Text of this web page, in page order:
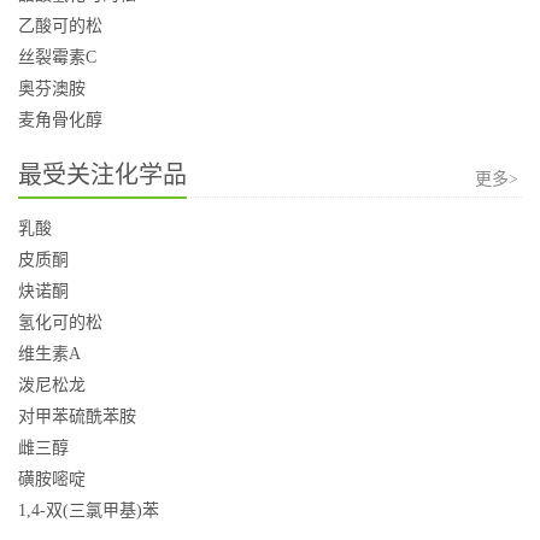
乙酸可的松
丝裂霉素C
奥芬澳胺
麦角骨化醇
最受关注化学品 更多>
乳酸
皮质酮
炔诺酮
氢化可的松
维生素A
泼尼松龙
对甲苯硫酰苯胺
雌三醇
磺胺嘧啶
1,4-双(三氯甲基)苯